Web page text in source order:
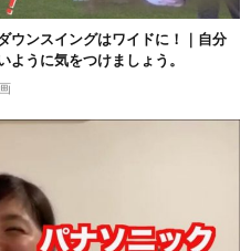
ウンスイングはワイドに！｜自分
ように気をつけましょう。